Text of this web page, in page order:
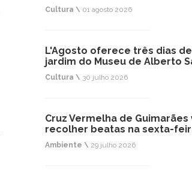
Cultura \ 01 agosto 2026
L'Agosto oferece três dias
jardim do Museu de Alberto
Cultura \ 30 julho 2026
Cruz Vermelha de Guimarães
recolher beatas na sexta-
Ambiente \ 29 julho 2026